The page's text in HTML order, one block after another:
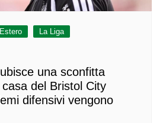
Estero
La Liga
una sconfitta
del Bristol City
difensivi vengono